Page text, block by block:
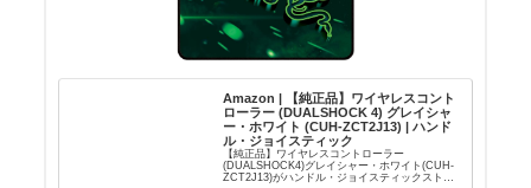
Amazon | 【純正品】ワイヤレスコント
ローラー (DUALSHOCK 4) グレイシャ
ー・ホワイト (CUH-ZCT2J13) | ハンド
ル・ジョイスティック
【純正品】ワイヤレスコントローラー
(DUALSHOCK4)グレイシャー・ホワイト(CUH-
ZCT2J13)がハンドル・ジョイスティックストア